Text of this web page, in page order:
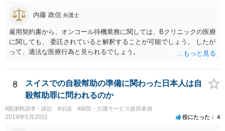
内藤 政信 弁護士
雇用契約書から、オンコール待機業務に関しては、Bクリニックの医療
に関しても、 委託されていると解釈することが可能でしょう。 したが
って、適法な医療行為と見られるでしょう。
8
スイスでの自殺幇助の準備に関わった日本人は自
殺幇助罪に問われるのか
#慰謝料請求・訴訟 #示談 #病院・介護サービス提供者側
2019年5月20日 役にたった 4